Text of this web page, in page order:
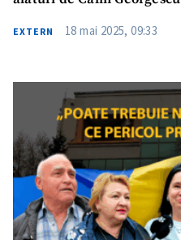
EXTERN 18 mai 2025, 09:33